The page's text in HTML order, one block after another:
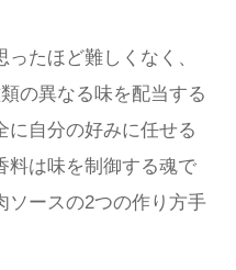
たほど難しくなく、
の異なる味を配当する
に自分の好みに任せる
料は味を制御する魂で
ソースの2つの作り方手